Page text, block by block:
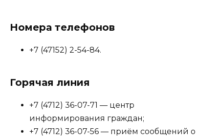
Номера телефонов
+7 (47152) 2-54-84.
Горячая линия
+7 (4712) 36-07-71 — центр
информирования граждан;
+7 (4712) 36-07-56 — приём сообщений о